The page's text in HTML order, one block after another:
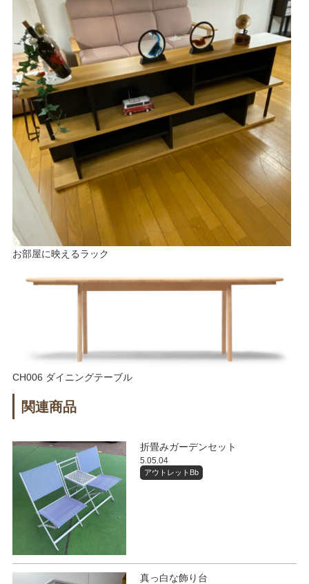
お部屋に映えるラック
CH006 ダイニングテーブル
関連商品
折畳みガーデンセット
5.05.04
アウトレットBb
真っ白な飾り台